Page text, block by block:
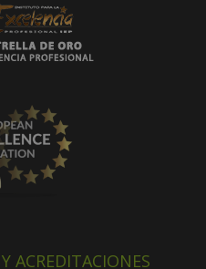
ACREDITACIONES